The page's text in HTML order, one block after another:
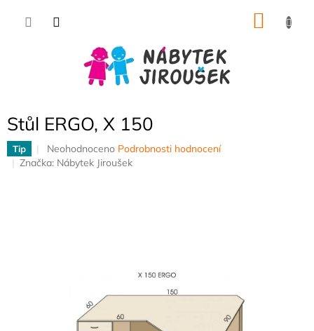
Stůl ERGO, X 150
Tip
Průměrné
hodnocení
Neohodnoceno Podrobnosti hodnocení
Značka: Nábytek Jiroušek